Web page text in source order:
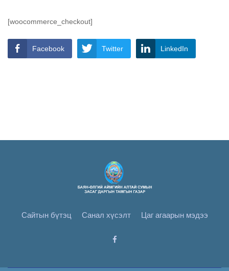
[woocommerce_checkout]
Facebook Twitter LinkedIn
Сайтын бүтэц Санал хүсэлт Цаг агаарын мэдээ